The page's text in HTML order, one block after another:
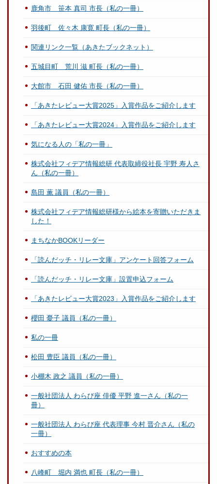
鹿角市 笹本 真司 市長（私の一冊）
羽後町 佐々木 康寛 町長（私の一冊）
関連リンク一覧（あきたブックネット）
五城目町 荒川 滋 町長（私の一冊）
大館市 石田 健佑 市長（私の一冊）
「あきたレビュー大賞2025」入賞作品をご紹介します
「あきたレビュー大賞2024」入賞作品をご紹介します
気になる人の「私の一冊」
株式会社フィデア情報総研 代表取締役社長 宇野 寿人さ
ん（私の一冊）
島田 薫 議員（私の一冊）
株式会社フィデア情報総研様から絵本を寄贈いただきま
した！
まちなかBOOKリーダー
「読んだッチ・リレー文庫」アンケート回答フォーム
「読んだッチ・リレー文庫」設置申込フォーム
「あきたレビュー大賞2023」入賞作品をご紹介します
櫻田 憂子 議員（私の一冊）
私の一冊
松田 豊臣 議員（私の一冊）
小棚木 政之 議員（私の一冊）
一般社団法人 わらび座 俳優 平野 進一さん（私の一
冊）
一般社団法人 わらび座 代表理事 今村 晋介さん（私の
一冊）
おすすめの本
八峰町 堀内 満也 町長（私の一冊）